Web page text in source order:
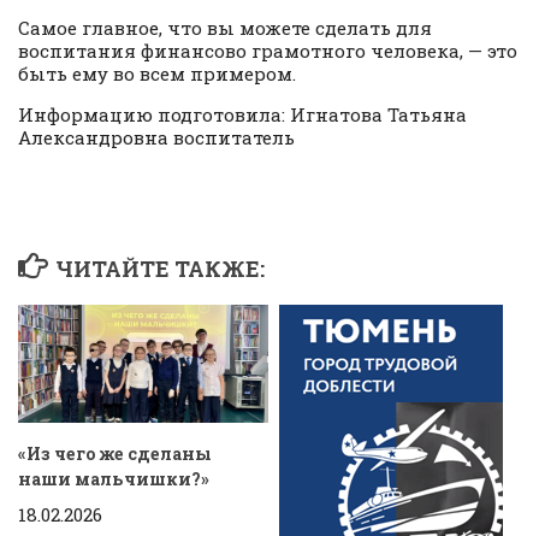
Самое главное, что вы можете сделать для
воспитания финансово грамотного человека, — это
быть ему во всем примером.
Информацию подготовила: Игнатова Татьяна
Александровна воспитатель
ЧИТАЙТЕ ТАКЖЕ:
«Из чего же сделаны
наши мальчишки?»
18.02.2026